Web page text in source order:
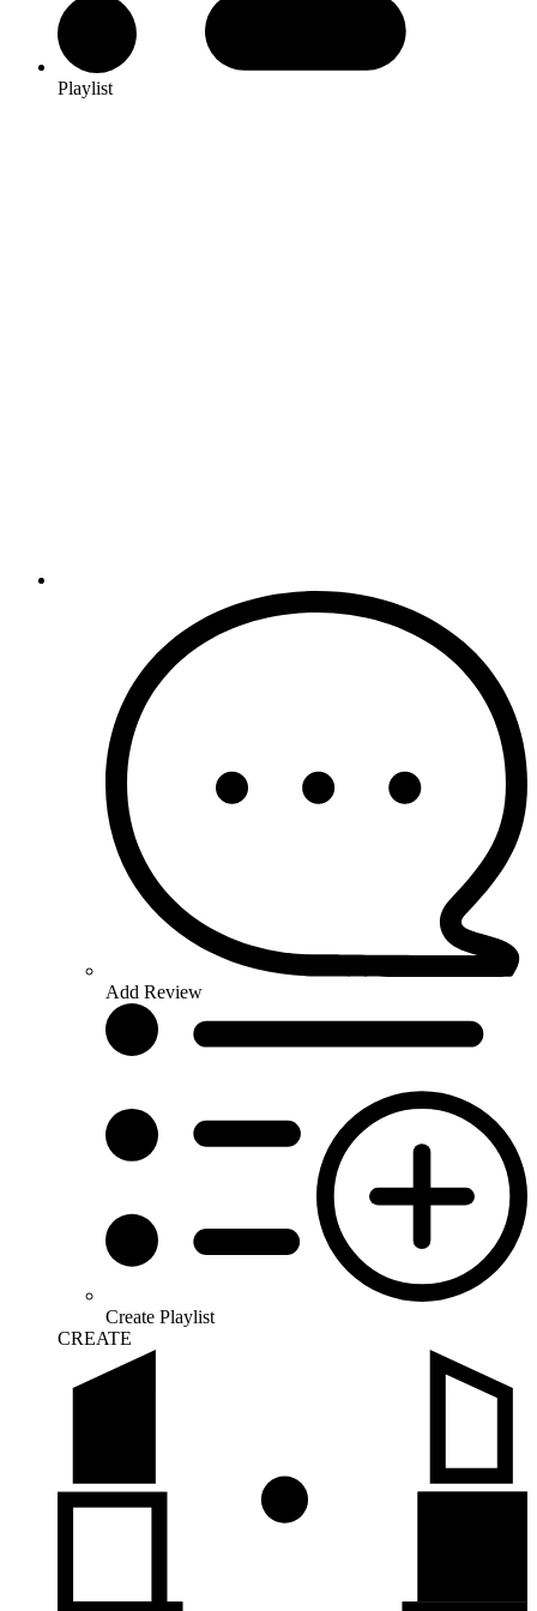
Playlist
Add Review
Create Playlist
CREATE